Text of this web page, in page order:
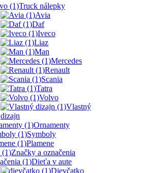
Truck nálepky
Avia
Daf
Iveco
Liaz
Man
Mercedes
Renault
Scania
Tatra
Volvo
Vlastný
dizajn
Ornamenty
Symboly
Plamene
Značky a označenia
Dieťa v aute
Dievčatko